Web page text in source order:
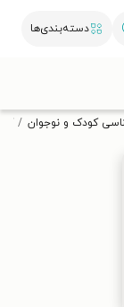
دسته‌بندی‌ها
کودک و نوجوان